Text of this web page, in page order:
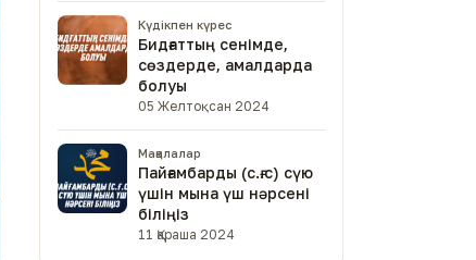
Күдікпен күрес
Бидғаттың сенімде,
сөздерде, амалдарда
болуы
05 Желтоқсан 2024
Мақалалар
Пайғамбарды (с.ғ.с) сүю
үшін мына үш нәрсені
біліңіз
11 Қараша 2024